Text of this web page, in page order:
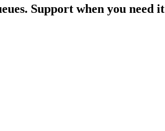
Support when you need it